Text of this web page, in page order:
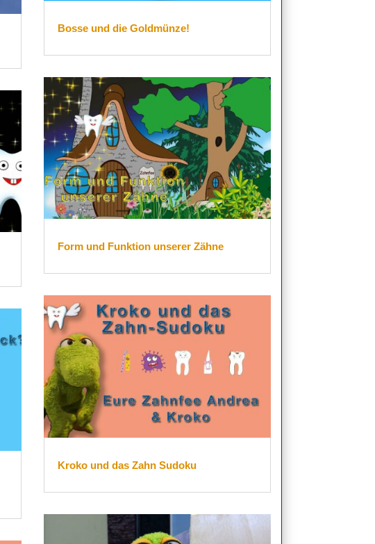
Bosse und die Goldmünze!
Form und Funktion unserer Zähne
Kroko und das Zahn Sudoku